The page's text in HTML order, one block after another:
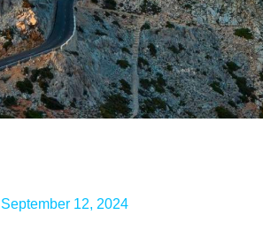
September 12, 2024
Rechazar Aceptar todas